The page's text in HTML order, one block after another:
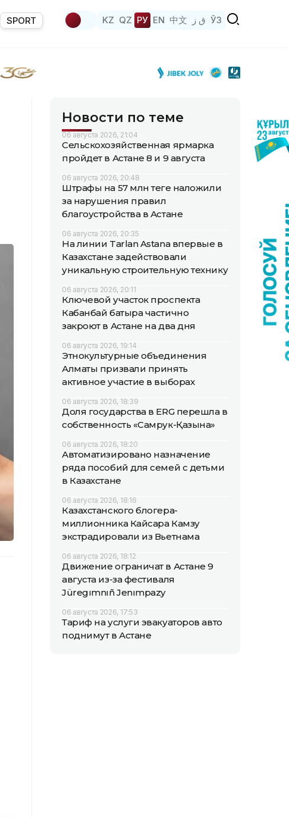
SPORT KZ QZ РУ EN 中文 ق ز ЎЗ
Новости по теме
06 августа 2026, 21:04
Сельскохозяйственная ярмарка
пройдет в Астане 8 и 9 августа
06 августа 2026, 20:48
Штрафы на 57 млн теңге наложили
за нарушения правил
благоустройства в Астане
06 августа 2026, 20:35
На линии Tarlan Astana впервые в
Казахстане задействовали
уникальную строительную технику
06 августа 2026, 20:11
Ключевой участок проспекта
Кабанбай батыра частично
закроют в Астане на два дня
06 августа 2026, 19:14
Этнокультурные объединения
Алматы призвали принять
активное участие в выборах
06 августа 2026, 18:39
Доля государства в ERG перешла в
собственность «Самрук-Қазына»
06 августа 2026, 18:20
Автоматизировано назначение
ряда пособий для семей с детьми
в Казахстане
06 августа 2026, 18:16
Казахстанского блогера-
миллионника Кайсара Камзу
экстрадировали из Вьетнама
06 августа 2026, 18:12
Движение ограничат в Астане 9
августа из-за фестиваля
Jüregımnıñ Jenımpazy
06 августа 2026, 17:53
Тариф на услуги эвакуаторов авто
поднимут в Астане